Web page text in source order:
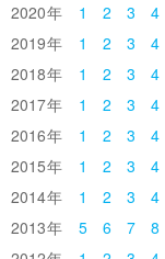
2020
1 2 3 4
2019
1 2 3 4
2018
1 2 3 4
2017
1 2 3 4
2016
1 2 3 4
2015
1 2 3 4
2014
1 2 3 4
2013
5 6 7 8